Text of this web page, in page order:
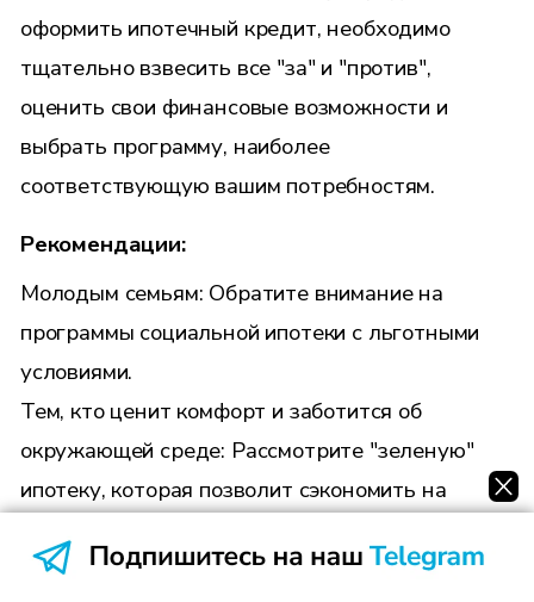
оформить ипотечный кредит, необходимо
тщательно взвесить все "за" и "против",
оценить свои финансовые возможности и
выбрать программу, наиболее
соответствующую вашим потребностям.
Рекомендации:
Молодым семьям: Обратите внимание на
программы социальной ипотеки с льготными
условиями.
Тем, кто ценит комфорт и заботится об
окружающей среде: Рассмотрите "зеленую"
ипотеку, которая позволит сэкономить на